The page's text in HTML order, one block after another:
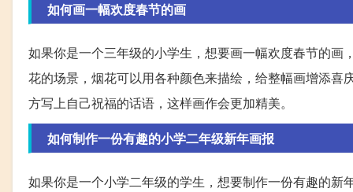
如何画一幅欢度春节的画
如果你是一个三年级的小学生，想要画一幅欢度春节的
花的场景，烟花可以用各种颜色来描绘，给整幅画增添喜
方写上自己祝福的话语，这样画作会更加精美。
如何制作一份有趣的小学二年级新年画报
如果你是一个小学二年级的学生，想要制作一份有趣的